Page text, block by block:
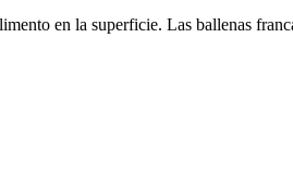
en la superficie. Las ballenas